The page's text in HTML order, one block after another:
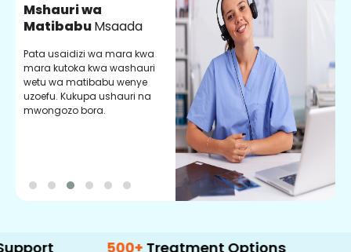
Mshauri wa
MatibabuMsaada
Pata usaidizi wa mara kwa
mara kutoka kwa washauri
wetu wa matibabu wenye
uzoefu. Kukupa ushauri na
mwongozo bora.
500+ Treatment Options